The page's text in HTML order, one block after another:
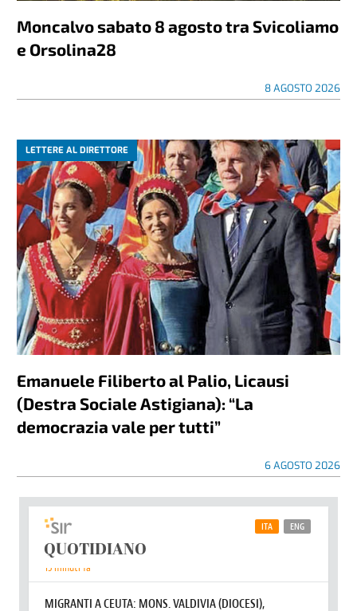
Moncalvo sabato 8 agosto tra Svicoliamo
e Orsolina28
8 AGOSTO 2026
LETTERE AL DIRETTORE
Emanuele Filiberto al Palio, Licausi
(Destra Sociale Astigiana): “La
democrazia vale per tutti”
6 AGOSTO 2026